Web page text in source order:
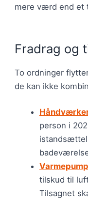
mere værd end et
Fradrag og
To ordninger
de kan ikke
person i
tilskud til
Tilsagnet